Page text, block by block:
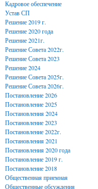
Кадровое обеспечение
Устав СП
Решение 2019 г.
Решение 2020 года
Решение 2021г.
Решение Совета 2022г.
Решение Совета 2023
Решение 2024
Решение Совета 2025г.
Решение Совета 2026г.
Постановление 2026
Постановление 2025
Постановления 2024
Постановление 2023
Постановление 2022г.
Постановления 2021
Постановления 2020 года
Постановление 2019 г.
Постановление 2018
Общественная приемная
Общественные обсуждения